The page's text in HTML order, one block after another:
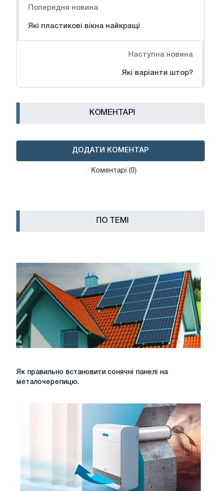
Попередня новина
Які пластикові вікна найкращі
Наступна новина
Які варіанти штор?
КОМЕНТАРІ
ДОДАТИ КОМЕНТАР
Коментарі (0)
ПО ТЕМІ
Як
Як правильно встановити сонячні панелі на
металочерепицю.